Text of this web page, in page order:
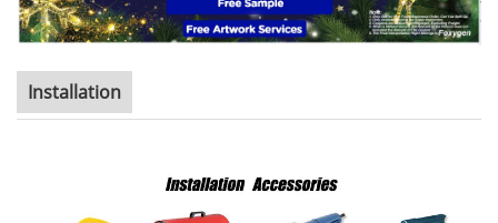
Installation